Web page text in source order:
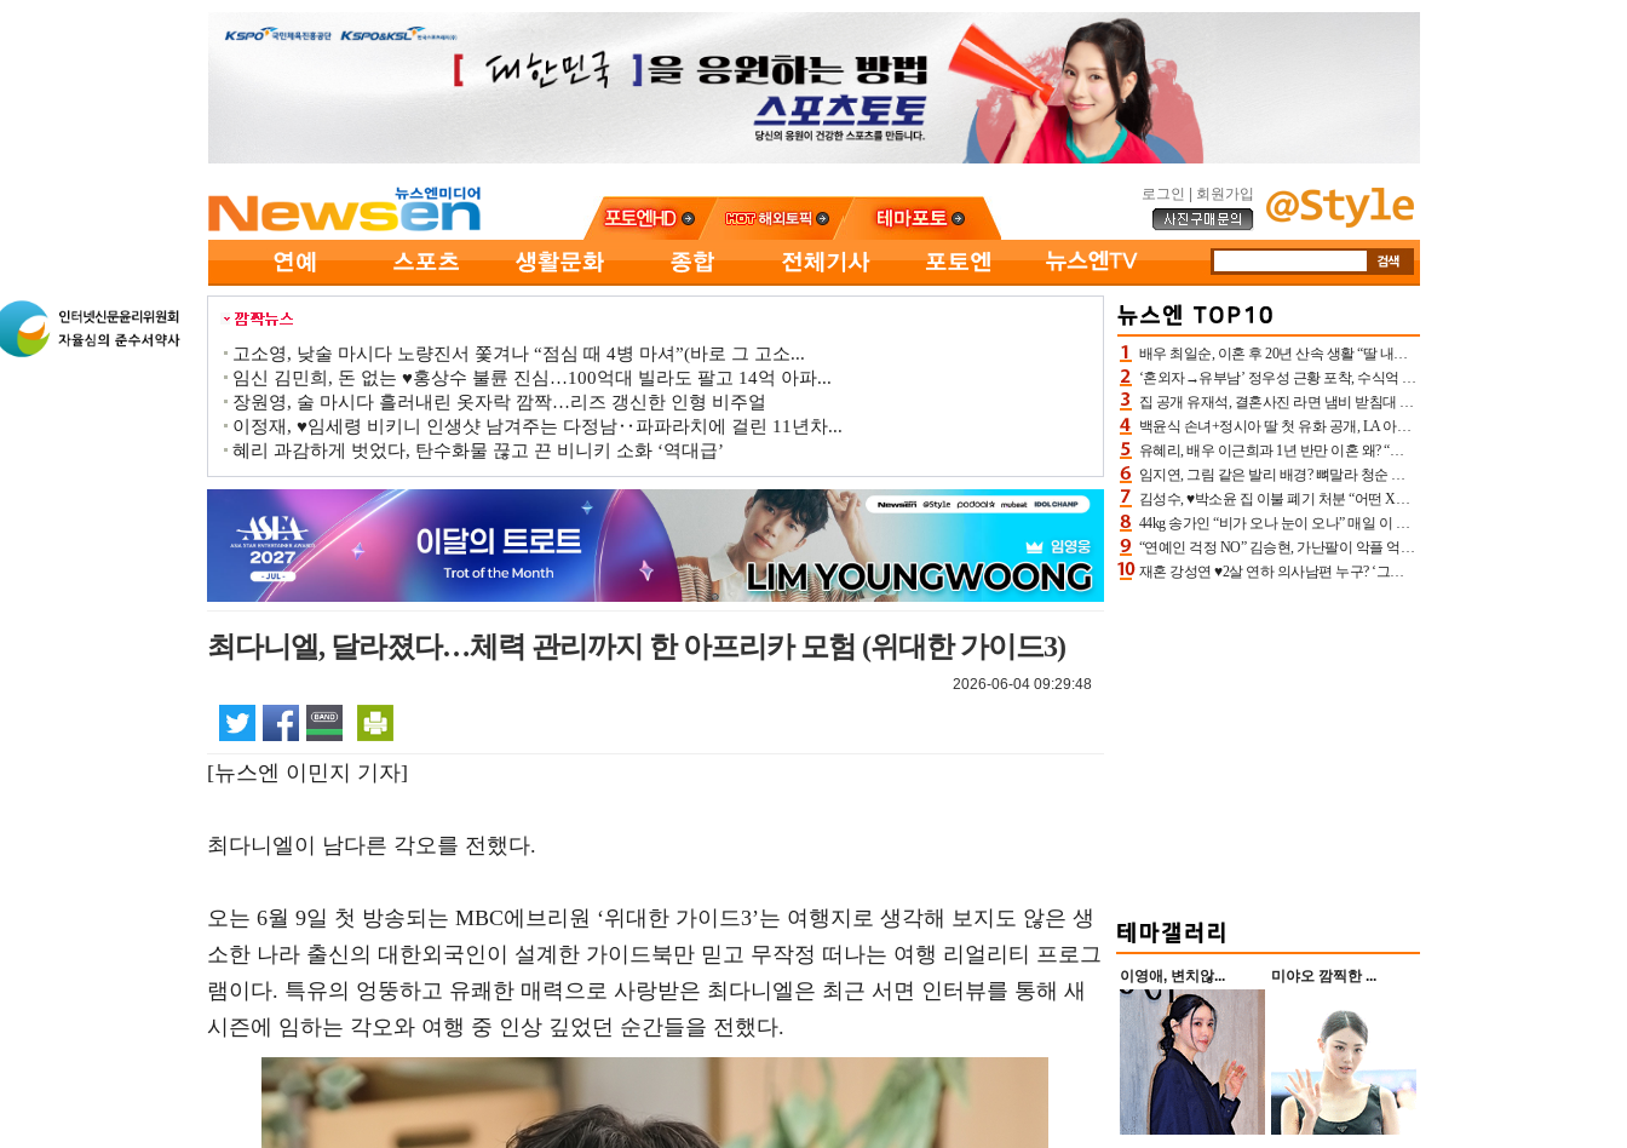
로그인 회원가입
고소영, 낮술 마시다 노량진서 쫓겨나 “점심 때 4병 마셔”(바로 그 고소...
임신 김민희, 돈 없는 ♥홍상수 불륜 진심…100억대 빌라도 팔고 14억 아파...
장원영, 술 마시다 흘러내린 옷자락 깜짝…리즈 갱신한 인형 비주얼
이정재, ♥임세령 비키니 인생샷 남겨주는 다정남‥파파라치에 걸린 11년차...
혜리 과감하게 벗었다, 탄수화물 끊고 끈 비니키 소화 ‘역대급’
최다니엘, 달라졌다…체력 관리까지 한 아프리카 모험 (위대한 가이드3)
2026-06-04 09:29:48
[뉴스엔 이민지 기자]
최다니엘이 남다른 각오를 전했다.
오는 6월 9일 첫 방송되는 MBC에브리원 ‘위대한 가이드3’는 여행지로 생각해 보지도 않은 생
소한 나라 출신의 대한외국인이 설계한 가이드북만 믿고 무작정 떠나는 여행 리얼리티 프로그
램이다. 특유의 엉뚱하고 유쾌한 매력으로 사랑받은 최다니엘은 최근 서면 인터뷰를 통해 새
시즌에 임하는 각오와 여행 중 인상 깊었던 순간들을 전했다.
배우 최일순, 이혼 후 20년 산속 생활 “딸 내가 버렸다고 원망‥맘 아파”(특종)[어제TV]
‘혼외자→유부남’ 정우성 근황 포착, 수식억 해킹 피해 후배 만났다 “존경하는”
집 공개 유재석, 결혼사진 라면 냄비 받침대 되고 분노‥가족사진도 피해(놀뭐)[어제TV]
백윤식 손녀+정시아 딸 첫 유화 공개, LA 아트쇼→서울국제조각페스타 작가다운 수준급 실력
유혜리, 배우 이근희과 1년 반만 이혼 왜? “식칼 꽂고 의자 던져” 충격 폭로(특종)[어제TV]
임지연, 그림 같은 발리 배경? 뼈말라 청순 비키니 핏에 상대 안 되네
김성수, ♥박소윤 집 이불 폐기 처분 “어떤 X이랑 썼을지 몰라” 질투(신랑수업2)[어제TV]
44kg 송가인 “비가 오나 눈이 오나” 매일 이 운동, 허벅지 근육량 상승+체지방 감소
“연예인 걱정 NO” 김승현, 가난팔이 악플 억울할만‥아내+딸과 日 여행
재혼 강성연 ♥2살 연하 의사남편 누구? ‘그알’ 자문의에 훈남 비주얼 초엘리트 스펙 [종합]
이영애, 변치않... 미야오 깜찍한 ...